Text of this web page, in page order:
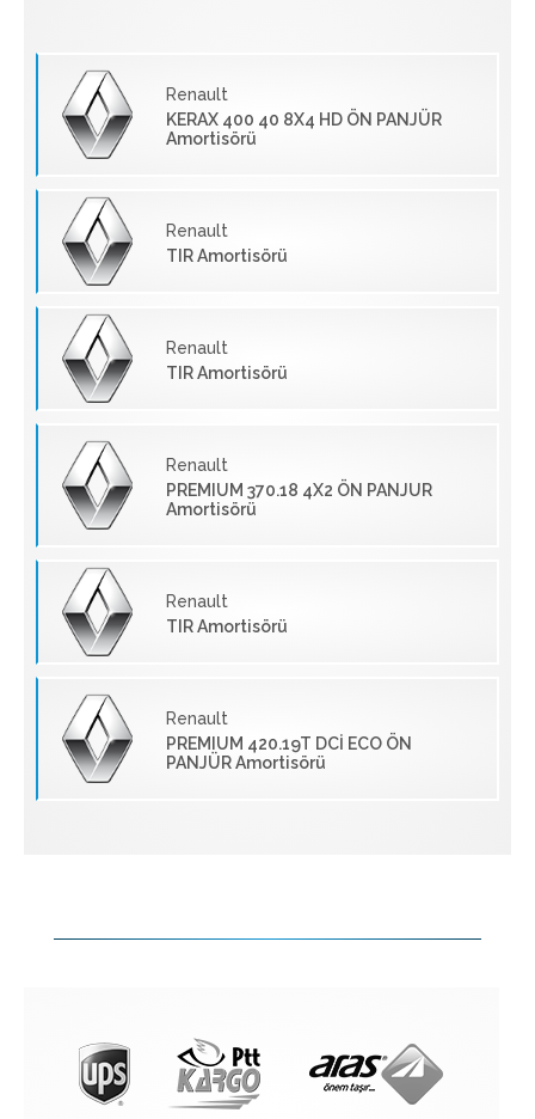
Renault
KERAX 400 40 8X4 HD ÖN PANJÜR
Amortisörü
Renault
TIR Amortisörü
Renault
TIR Amortisörü
Renault
PREMIUM 370.18 4X2 ÖN PANJUR
Amortisörü
Renault
TIR Amortisörü
Renault
PREMIUM 420.19T DCİ ECO ÖN
PANJÜR Amortisörü